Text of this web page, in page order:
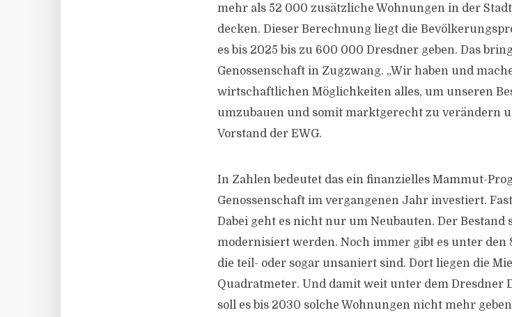
mehr als 52 000 zusätzliche Wohnungen in der
decken. Dieser Berechnung liegt die
es bis 2025 bis zu 600 000 Dresdner geben. Das
Genossenschaft in Zugzwang. „Wir haben und
wirtschaftlichen Möglichkeiten alles, um unseren
umzubauen und somit marktgerecht zu verändern
Vorstand der EWG.
In Zahlen bedeutet das ein finanzielles Mammut-
Genossenschaft im vergangenen Jahr investiert.
Dabei geht es nicht nur um Neubauten. Der
modernisiert werden. Noch immer gibt es unter den
die teil- oder sogar unsaniert sind. Dort liegen die
Quadratmeter. Und damit weit unter dem Dresdner
soll es bis 2030 solche Wohnungen nicht mehr